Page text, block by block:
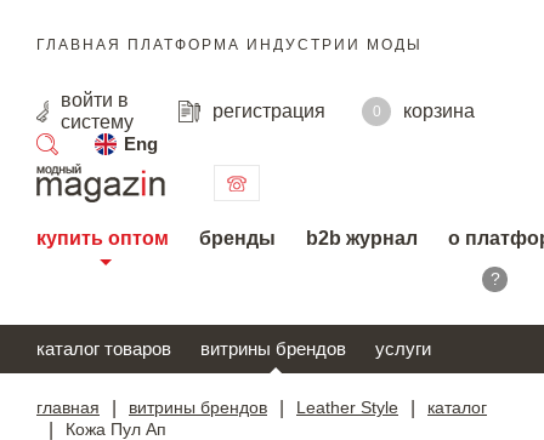
ГЛАВНАЯ ПЛАТФОРМА ИНДУСТРИИ МОДЫ
войти в
систему
регистрация 0
корзина
Eng
поиск
купить оптом бренды b2b журнал о
?
каталог товаров витрины брендов услуги
главная витрины брендов Leather Style каталог
Кожа Пул Ап